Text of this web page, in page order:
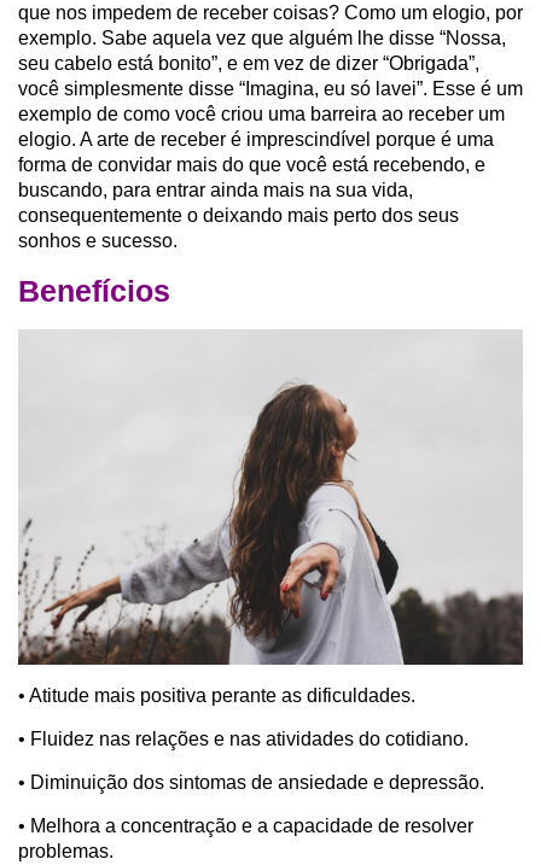
que nos impedem de receber coisas? Como um elogio, por
exemplo. Sabe aquela vez que alguém lhe disse “Nossa,
seu cabelo está bonito”, e em vez de dizer “Obrigada”,
você simplesmente disse “Imagina, eu só lavei”. Esse é um
exemplo de como você criou uma barreira ao receber um
elogio. A arte de receber é imprescindível porque é uma
forma de convidar mais do que você está recebendo, e
buscando, para entrar ainda mais na sua vida,
consequentemente o deixando mais perto dos seus
sonhos e sucesso.
Benefícios
• Atitude mais positiva perante as dificuldades.
• Fluidez nas relações e nas atividades do cotidiano.
• Diminuição dos sintomas de ansiedade e depressão.
• Melhora a concentração e a capacidade de resolver
problemas.